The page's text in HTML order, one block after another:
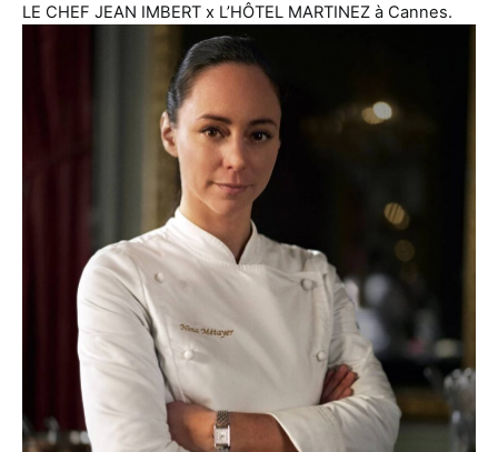
LE CHEF JEAN IMBERT x L’HÔTEL MARTINEZ à Cannes.